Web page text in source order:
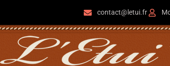
contact@letui.fr